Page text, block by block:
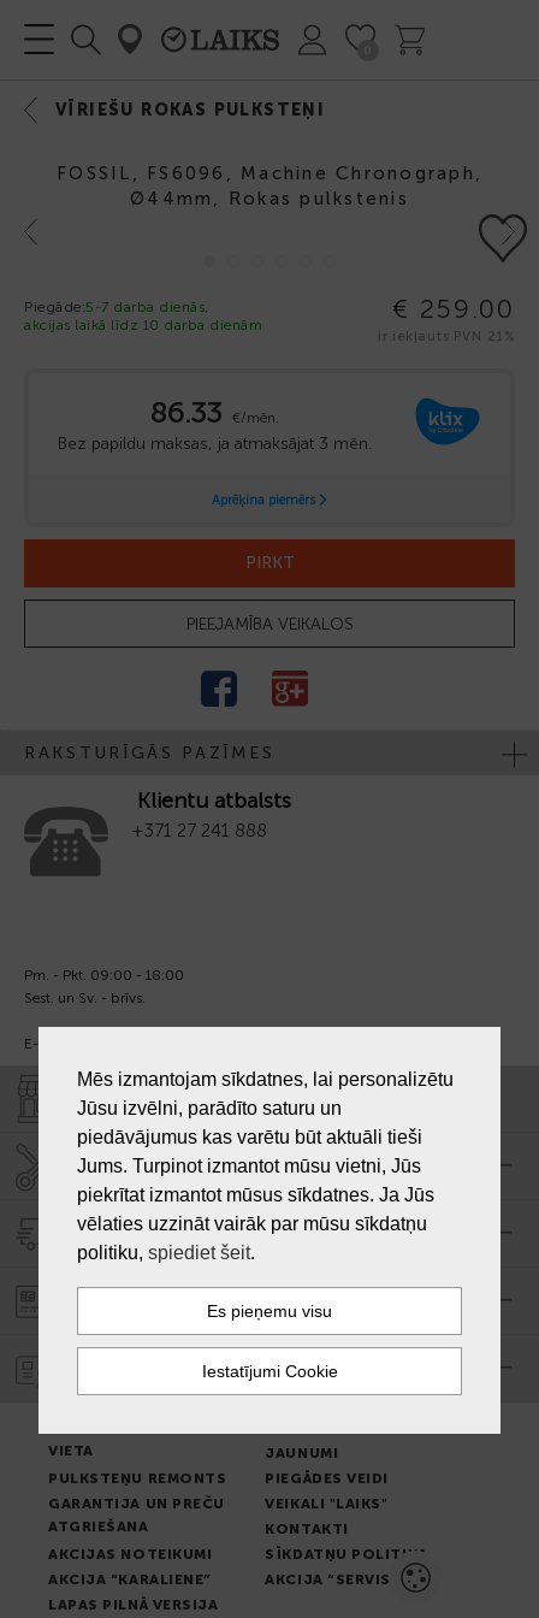
VĪRIEŠU ROKAS PULKSTEŅI
FOSSIL, FS6096, Machine Chronograph,
Ø44mm, Rokas pulkstenis
Previous Next
Piegāde:5-7 darba dienās,
akcijas laikā līdz 10 darba dienām
€ 259.00
ir iekļauts PVN 21%
PIRKT
PIEEJAMĪBA VEIKALOS
RAKSTURĪGĀS PAZĪMES
Klientu atbalsts
+371 27 241 888
Pm. - Pkt. 09:00 - 18:00
Sest. un Sv. - brīvs.
E-pasts:
VEIKALI "LAIKS"
SERVISA CENTRS "LAIKS"
PIEGĀDE
PASŪTĪJUMA APMAKSA
GARANTIJA
VIETA
JAUNUMI
PULKSTEŅU REMONTS
PIEGĀDES VEIDI
GARANTIJA UN PREČU
ATGRIEŠANA
VEIKALI "LAIKS"
KONTAKTI
AKCIJAS NOTEIKUMI
SĪKDATŅU POLITIKA
AKCIJA “KARALIENE”
AKCIJA “SERVISS”
LAPAS PILNĀ VERSIJA
Mēs izmantojam sīkdatnes, lai personalizētu
Jūsu izvēlni, parādīto saturu un
piedāvājumus kas varētu būt aktuāli tieši
Jums. Turpinot izmantot mūsu vietni, Jūs
piekrītat izmantot mūsus sīkdatnes. Ja Jūs
vēlaties uzzināt vairāk par mūsu sīkdatņu
politiku, spiediet šeit.